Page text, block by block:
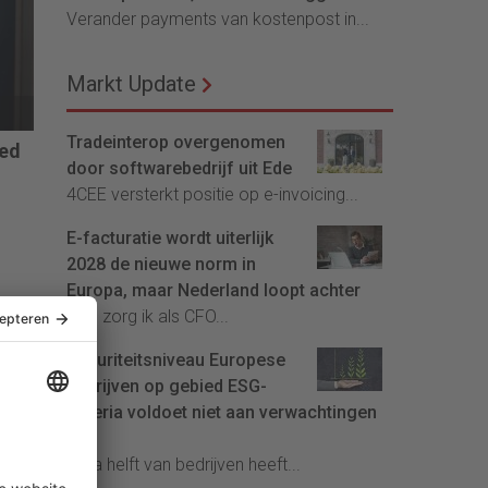
Verander payments van kostenpost in...
Markt Update
Tradeinterop overgenomen
door softwarebedrijf uit Ede
4CEE versterkt positie op e-invoicing...
E-facturatie wordt uiterlijk
2028 de nieuwe norm in
Europa, maar Nederland loopt achter
Hoe zorg ik als CFO...
Maturiteitsniveau Europese
bedrijven op gebied ESG-
criteria voldoet niet aan verwachtingen
Bijna helft van bedrijven heeft...